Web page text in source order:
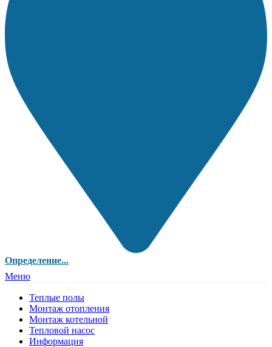
Определение...
Меню
Теплые полы
Монтаж отопления
Монтаж котельной
Тепловой насос
Информация